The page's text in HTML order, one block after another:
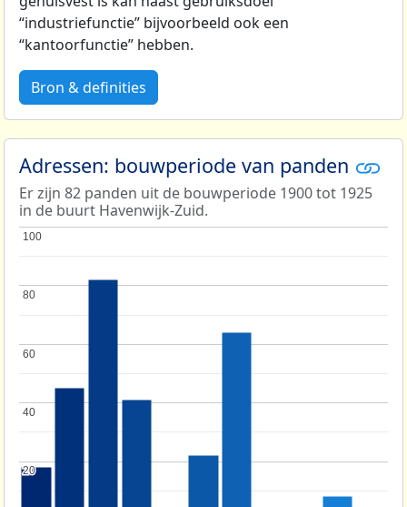
“industriefunctie” bijvoorbeeld ook een
“kantoorfunctie” hebben.
Bron & definities
Adressen: bouwperiode van panden
Er zijn 82 panden uit de bouwperiode 1900 tot 1925
in de buurt Havenwijk-Zuid.
20
20
40
40
60
60
80
80
100
100